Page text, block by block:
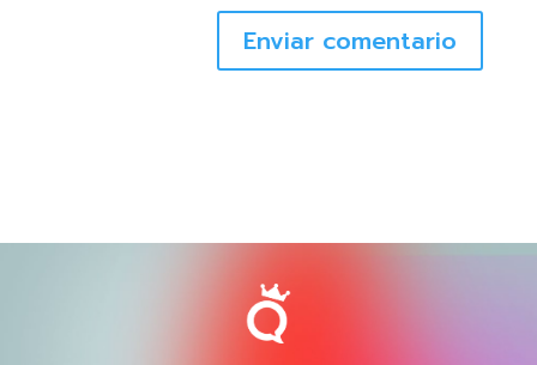
Enviar comentario